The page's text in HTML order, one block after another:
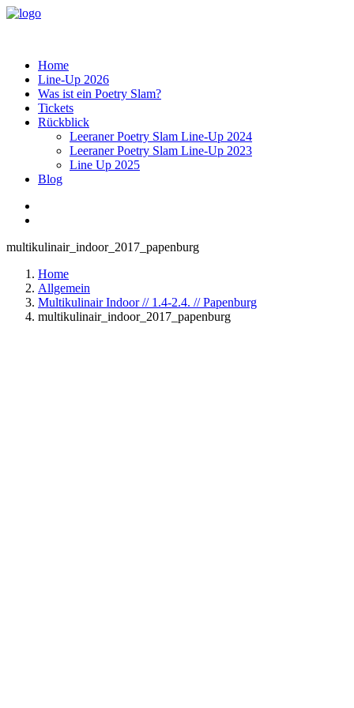
Home
Line-Up 2026
Was ist ein Poetry Slam?
Tickets
Rückblick
Leeraner Poetry Slam Line-Up 2024
Leeraner Poetry Slam Line-Up 2023
Line Up 2025
Blog
multikulinair_indoor_2017_papenburg
Home
Allgemein
Multikulinair Indoor // 1.4-2.4. // Papenburg
multikulinair_indoor_2017_papenburg